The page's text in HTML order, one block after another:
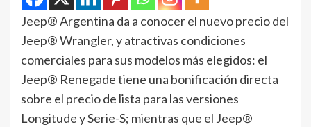
Jeep® Argentina da a conocer el nuevo precio del
Jeep® Wrangler, y atractivas condiciones
comerciales para sus modelos más elegidos: el
Jeep® Renegade tiene una bonificación directa
sobre el precio de lista para las versiones
Longitude y Serie-S; mientras que el Jeep®